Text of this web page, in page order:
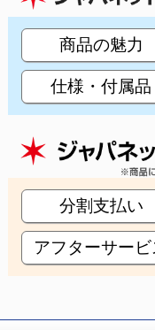
商品の魅力
仕様・付属品
分割支払い
アフターサービ